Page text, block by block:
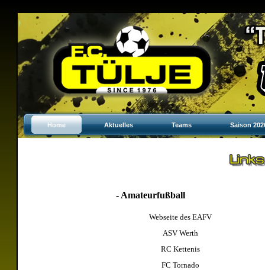
Home Aktuelles Teams Saison
- Amateurfußball
Webseite des EAFV
ASV Werth
RC Kettenis
FC Tornado